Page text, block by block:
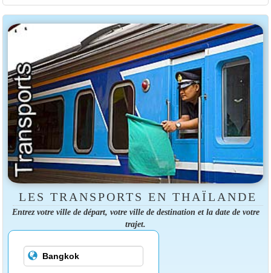
LES TRANSPORTS EN THAÏLANDE
Entrez votre ville de départ, votre ville de destination et la date de votre
trajet.